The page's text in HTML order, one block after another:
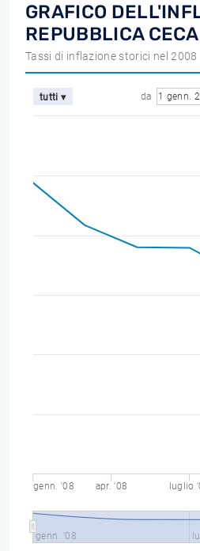
GRAFICO
REPUBBLICA CECA
Tassi di inflazione storici nel 2008
tutti ▾ da 1 genn.
genn. '08 apr. '08 luglio
genn. '08